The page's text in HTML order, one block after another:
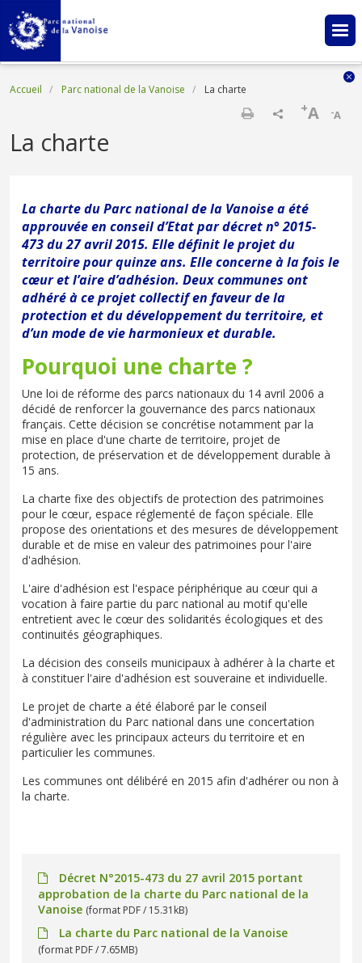
Aller au contenu principal
Fil d'Ariane
Accueil Parc national de la Vanoise La charte
-A
+A
La charte
La charte du Parc national de la Vanoise a été
approuvée en conseil d’Etat par décret n° 2015-
473 du 27 avril 2015. Elle définit le projet du
territoire pour quinze ans. Elle concerne à la fois le
cœur et l’aire d’adhésion. Deux communes ont
adhéré à ce projet collectif en faveur de la
protection et du développement du territoire, et
d’un mode de vie harmonieux et durable.
Pourquoi une charte ?
Une loi de réforme des parcs nationaux du 14 avril 2006 a
décidé de renforcer la gouvernance des parcs nationaux
français. Cette décision se concrétise notamment par la
mise en place d'une charte de territoire, projet de
protection, de préservation et de développement durable à
15 ans.
La charte fixe des objectifs de protection des patrimoines
pour le cœur, espace réglementé de façon spéciale. Elle
propose des orientations et des mesures de développement
durable et de mise en valeur des patrimoines pour l'aire
d'adhésion.
L'aire d'adhésion est l'espace périphérique au cœur qui a
vocation à faire partie du parc national au motif qu'elle
entretient avec le cœur des solidarités écologiques et des
continuités géographiques.
La décision des conseils municipaux à adhérer à la charte et
à constituer l'aire d'adhésion est souveraine et individuelle.
Le projet de charte a été élaboré par le conseil
d'administration du Parc national dans une concertation
régulière avec les principaux acteurs du territoire et en
particulier les communes.
Les communes ont délibéré en 2015 afin d'adhérer ou non à
la charte.
Décret N°2015-473 du 27 avril 2015 portant
approbation de la charte du Parc national de la
Vanoise (format PDF / 15.31kB)
La charte du Parc national de la Vanoise
(format PDF / 7.65MB)